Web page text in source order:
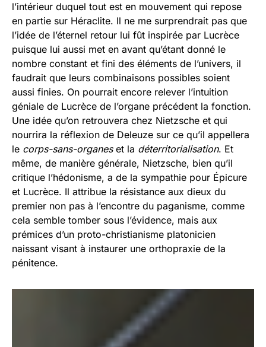
l’intérieur duquel tout est en mouvement qui repose
en partie sur Héraclite. Il ne me surprendrait pas que
l’idée de l’éternel retour lui fût inspirée par Lucrèce
puisque lui aussi met en avant qu’étant donné le
nombre constant et fini des éléments de l’univers, il
faudrait que leurs combinaisons possibles soient
aussi finies. On pourrait encore relever l’intuition
géniale de Lucrèce de l’organe précédent la fonction.
Une idée qu’on retrouvera chez Nietzsche et qui
nourrira la réflexion de Deleuze sur ce qu’il appellera
le corps-sans-organeset la déterritorialisation. Et
même, de manière générale, Nietzsche, bien qu’il
critique l’hédonisme, a de la sympathie pour Épicure
et Lucrèce. Il attribue la résistance aux dieux du
premier non pas à l’encontre du paganisme, comme
cela semble tomber sous l’évidence, mais aux
prémices d’un proto-christianisme platonicien
naissant visant à instaurer une orthopraxie de la
pénitence.